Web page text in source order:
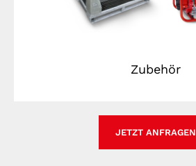
Zubehör
JETZT ANFRAGEN